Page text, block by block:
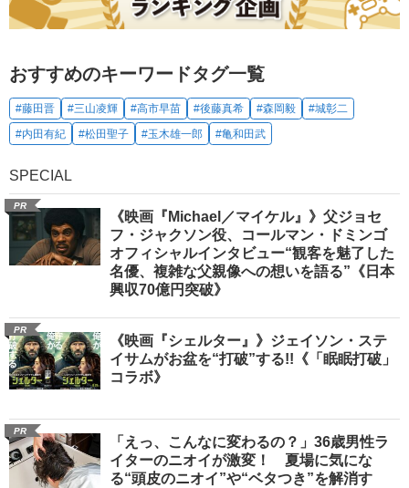
おすすめのキーワードタグ一覧
#藤田晋 #三山凌輝 #高市早苗 #後藤真希 #森岡毅
#城彰二
#内田有紀
#松田聖子 #玉木雄一郎 #亀和田武
SPECIAL
PR
《映画『Michael／マイケル』》父ジョセ
フ・ジャクソン役、コールマン・ドミンゴ
オフィシャルインタビュー“観客を魅了した
名優、複雑な父親像への想いを語る”《日本
興収70億円突破》
PR
《映画『シェルター』》ジェイソン・ステ
イサムがお盆を“打破”する!!《「眠眠打破」
コラボ》
PR
「えっ、こんなに変わるの？」36歳男性ラ
イターのニオイが激変！ 夏場に気にな
る“頭皮のニオイ”や“ベタつき”を解消す